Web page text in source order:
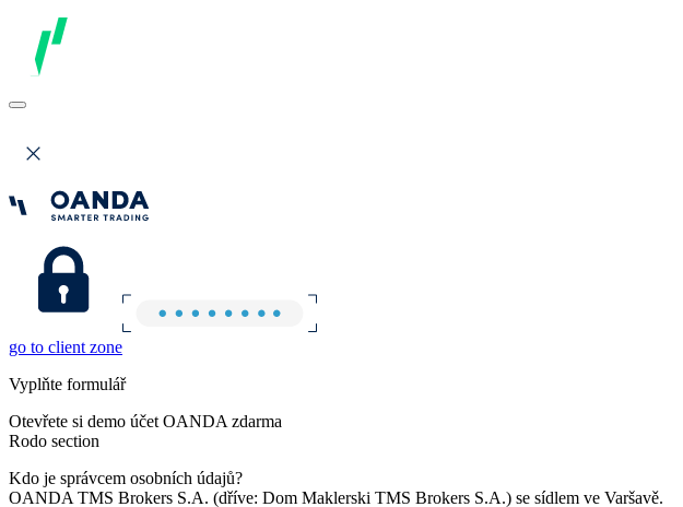
go to client zone
Vyplňte formulář
Otevřete si demo účet OANDA zdarma
Rodo section
Kdo je správcem osobních údajů?
OANDA TMS Brokers S.A. (dříve: Dom Maklerski TMS Brokers S.A.) se sídlem ve Varšavě.